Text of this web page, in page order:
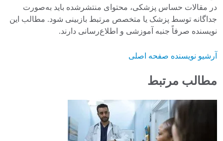
در مقالات حساس پزشکی، محتوای منتشرشده باید به‌صورت
جداگانه توسط پزشک یا متخصص مرتبط بازبینی شود. مطالب این
نویسنده صرفاً جنبه آموزشی و اطلاع‌رسانی دارند.
آرشیو نویسنده صفحه اصلی
مطالب مرتبط